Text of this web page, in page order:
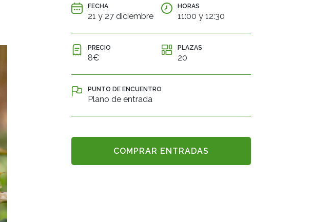
FECHA
21 y 27 diciembre
HORAS
11:00 y 12:30
PRECIO
8€
PLAZAS
20
PUNTO DE ENCUENTRO
Plano de entrada
COMPRAR ENTRADAS